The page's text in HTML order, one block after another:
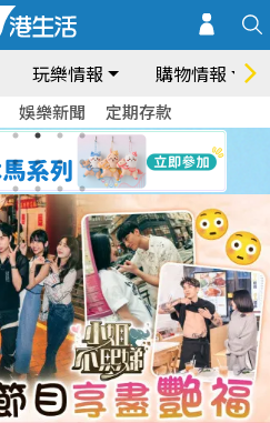
玩樂情報 購物情報
娛樂新聞 定期存款